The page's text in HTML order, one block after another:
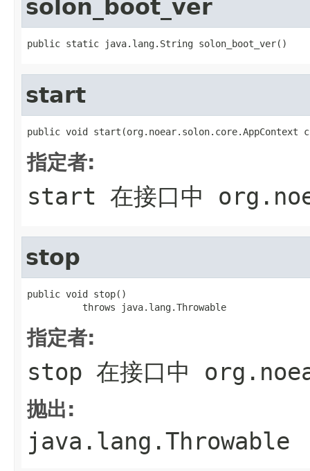
solon_boot_ver
public static java.lang.String solon_boot_ver()
start
public void start(org.noear.solon.core.AppContext
指定者:
start 在接口中
stop
public void stop()
          throws java.lang.Throwable
指定者:
stop 在接口中
抛出:
java.lang.Throwable